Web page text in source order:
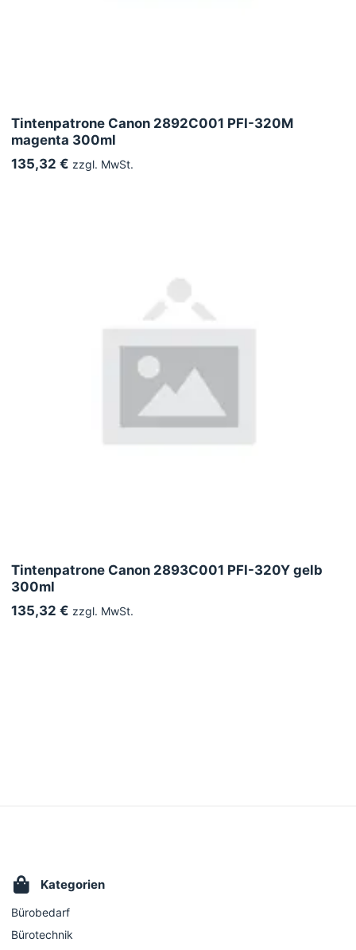
Tintenpatrone Canon 2892C001 PFI-320M
magenta 300ml
135,32 € zzgl. MwSt.
Tintenpatrone Canon 2893C001 PFI-320Y gelb
300ml
135,32 € zzgl. MwSt.
Kategorien
Bürobedarf
Bürotechnik